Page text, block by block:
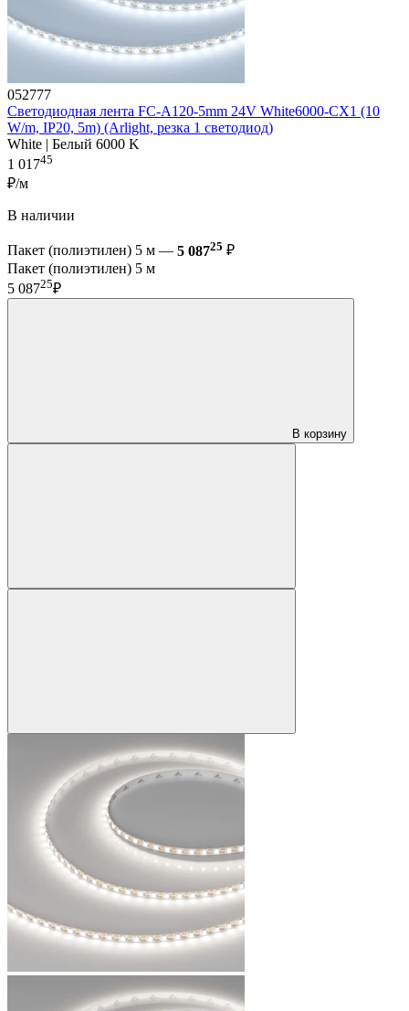
052777
Светодиодная лента FC-A120-5mm 24V White6000-CX1 (10
W/m, IP20, 5m) (Arlight, резка 1 светодиод)
White | Белый 6000 K
1 01745
₽/м
В наличии
Пакет (полиэтилен) 5 м — 5 08725 ₽
Пакет (полиэтилен) 5 м
5 08725₽
В корзину